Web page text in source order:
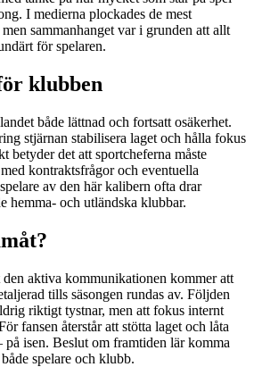
I medierna plockades de mest
sammanhanget var i grunden att allt
för spelaren.
klubben
både lättnad och fortsatt osäkerhet.
stjärnan stabilisera laget och hålla fokus
betyder det att sportcheferna måste
kontraktsfrågor och eventuella
av den här kalibern ofta drar
hemma- och utländska klubbar.
aktiva kommunikationen kommer att
tills säsongen rundas av. Följden
riktigt tystnar, men att fokus internt
fansen återstår att stötta laget och låta
isen. Beslut om framtiden lär komma
spelare och klubb.